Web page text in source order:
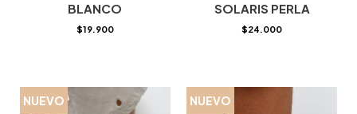
BLANCO
$19.900
SOLARIS PERLA
$24.000
NUEVO NUEVO